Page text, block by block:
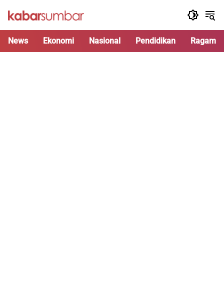
News Ekonomi Nasional Pendidikan Ragam